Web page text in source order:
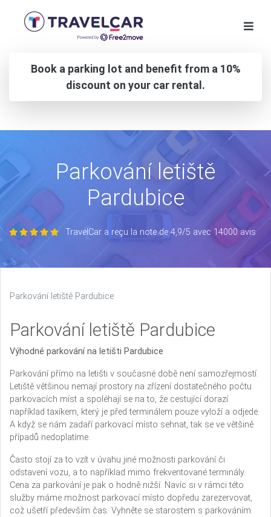
Book a parking lot and benefit from a 10%
discount on your car rental.
Parkování letiště
Pardubice
TravelCar a reçu la note de 4,9/5 avec 14000 avis
Parkování letiště Pardubice
Parkování letiště Pardubice
Výhodné parkování na letišti Pardubice
Parkování přímo na letišti v současné době není samozřejmostí.
Letiště většinou nemají prostory na zřízení dostatečného počtu
parkovacích míst a spoléhají se na to, že cestující dorazí
například taxíkem, který je před terminálem pouze vyloží a odjede.
A když se nám zadaří parkovací místo sehnat, tak se ve většině
případů nedoplatíme.
Často stojí za to vzít v úvahu jiné možnosti parkování či
odstavení vozu, a to například mimo frekventované terminály.
Cena za parkování je pak o hodně nižší. Navíc si v rámci této
služby máme možnost parkovací místo dopředu zarezervovat,
což ušetří především čas. Vyhněte se starostem s parkováním